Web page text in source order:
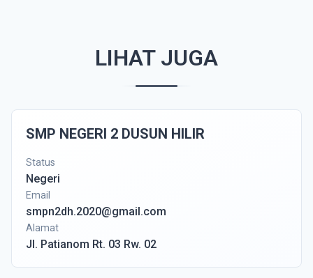
LIHAT JUGA
SMP NEGERI 2 DUSUN HILIR
Status
Negeri
Email
smpn2dh.2020@gmail.com
Alamat
Jl. Patianom Rt. 03 Rw. 02